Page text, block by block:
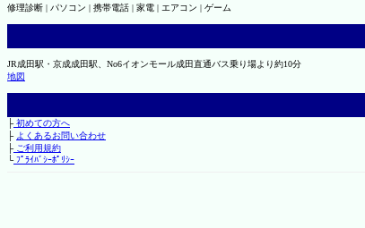
修理診断 | パソコン | 携帯電話 | 家電 | エアコン | ゲーム
JR成田駅・京成成田駅、No6イオンモール成田直通バス乗り場より約10分
地図
├初めての方へ
├ よくあるお問い合わせ
├ご利用規約
└ﾌﾟﾗｲﾊﾞｼｰﾎﾟﾘｼｰ